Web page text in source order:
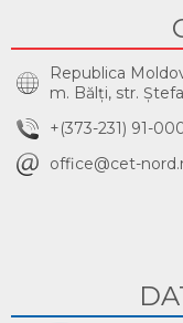
Republica
m. Bălţi, str.
+(373-231) 91-
office@cet-